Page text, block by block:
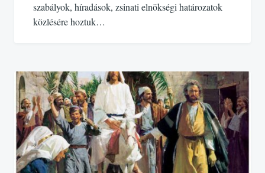
szabályok, híradások, zsinati elnökségi határozatok
közlésére hoztuk…